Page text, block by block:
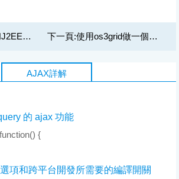
客戶端(1) 下一頁:使用os3grid做一個基於Web和Ajax的工資錄入界面
AJAX詳解
的 ajax 功能
{
項和跨平台開發所需要的編譯開關